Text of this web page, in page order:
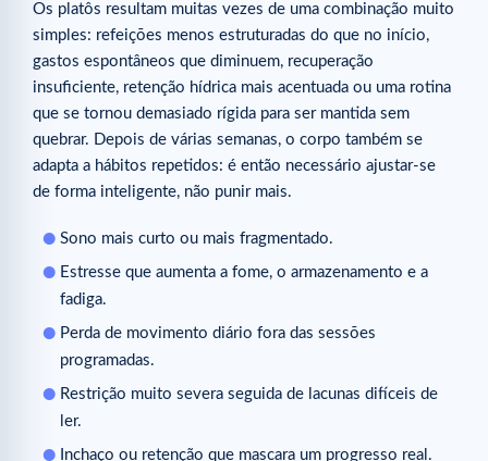
Os platôs resultam muitas vezes de uma combinação muito
simples: refeições menos estruturadas do que no início,
gastos espontâneos que diminuem, recuperação
insuficiente, retenção hídrica mais acentuada ou uma rotina
que se tornou demasiado rígida para ser mantida sem
quebrar. Depois de várias semanas, o corpo também se
adapta a hábitos repetidos: é então necessário ajustar-se
de forma inteligente, não punir mais.
Sono mais curto ou mais fragmentado.
Estresse que aumenta a fome, o armazenamento e a
fadiga.
Perda de movimento diário fora das sessões
programadas.
Restrição muito severa seguida de lacunas difíceis de
ler.
Inchaço ou retenção que mascara um progresso real.